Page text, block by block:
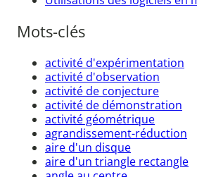
Mots-clés
activité d'expérimentation
activité d'observation
activité de conjecture
activité de démonstration
activité géométrique
agrandissement-réduction
aire d'un disque
aire d'un triangle rectangle